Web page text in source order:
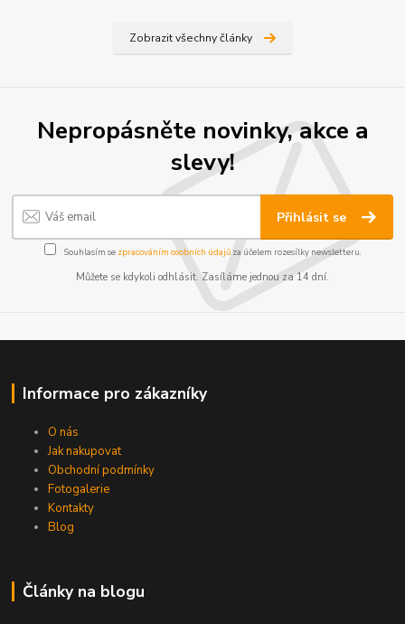
Zobrazit všechny články
Nepropásněte novinky, akce a
slevy!
Přihlásit se
Souhlasím se zpracováním osobních údajůza účelem rozesílky newsletteru.
Můžete se kdykoli odhlásit. Zasíláme jednou za 14 dní.
Informace pro zákazníky
O nás
Jak nakupovat
Obchodní podmínky
Fotogalerie
Kontakty
Blog
Články na blogu